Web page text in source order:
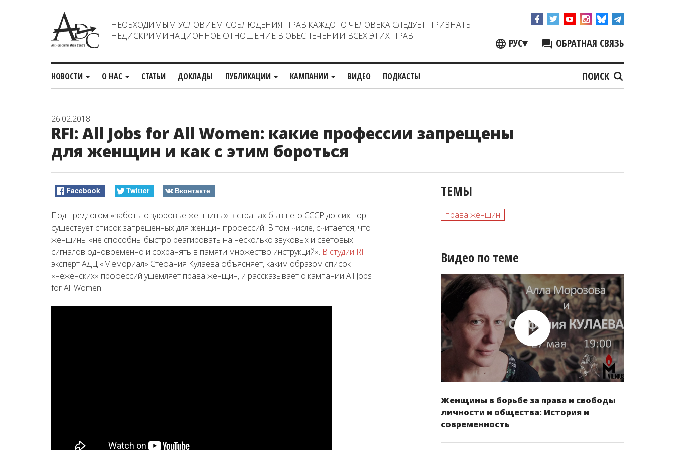
НЕОБХОДИМЫМ УСЛОВИЕМ СОБЛЮДЕНИЯ ПРАВ КАЖДОГО ЧЕЛОВЕКА СЛЕДУЕТ ПРИЗНАТЬ
НЕДИСКРИМИНАЦИОННОЕ ОТНОШЕНИЕ В ОБЕСПЕЧЕНИИ ВСЕХ ЭТИХ ПРАВ
РУС▾ ОБРАТНАЯ СВЯЗЬ
НОВОСТИ О НАС СТАТЬИ ДОКЛАДЫ ПУБЛИКАЦИИ КАМПАНИИ ВИДЕО ПОДКАСТЫ ПОИСК
26.02.2018
RFI: All Jobs for All Women: какие профессии запрещены
для женщин и как с этим бороться
Facebook Twitter Вконтакте
Под предлогом «заботы о здоровье женщины» в странах бывшего СССР до сих пор
существует список запрещенных для женщин профессий. В том числе, считается, что
женщины «не способны быстро реагировать на несколько звуковых и световых
сигналов одновременно и сохранять в памяти множество инструкций». В студии RFI
эксперт АДЦ «Мемориал» Стефания Кулаева объясняет, каким образом список
«неженских» профессий ущемляет права женщин, и рассказывает о кампании All Jobs
for All Women.
ТЕМЫ
права женщин
Видео по теме
Женщины в борьбе за права и свободы
личности и общества: История и
современность